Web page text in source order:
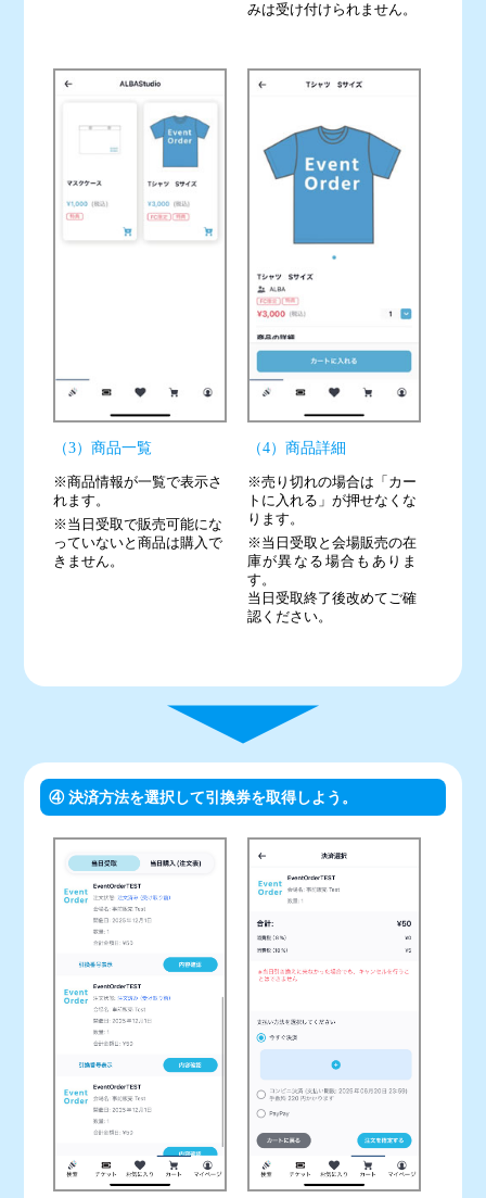
みは受け付けられません。
（3）商品一覧
※商品情報が一覧で表示さ
れます。
※当日受取で販売可能にな
っていないと商品は購入で
きません。
（4）商品詳細
※売り切れの場合は「カー
トに入れる」が押せなくな
ります。
※当日受取と会場販売の在
庫が異なる場合もありま
す。
当日受取終了後改めてご確
認ください。
④ 決済方法を選択して引換券を取得しよう。